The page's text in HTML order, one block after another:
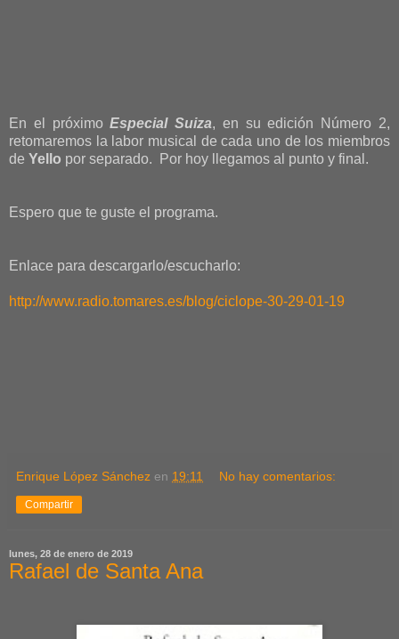
En el próximoEspecial Suiza, en su edición Número 2,
retomaremos la labor musical de cada uno de los miembros
de Yello por separado. Por hoy llegamos al punto y final.
Espero que te guste el programa.
Enlace para descargarlo/escucharlo:
http://www.radio.tomares.es/blog/ciclope-30-29-01-19
Enrique López Sánchez en 19:11 No hay comentarios:
Compartir
lunes, 28 de enero de 2019
Rafael de Santa Ana